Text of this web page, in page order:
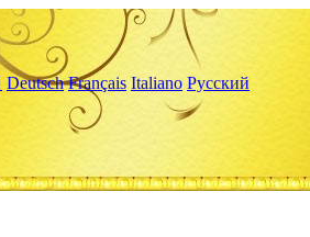
Deutsch Français Italiano Русский